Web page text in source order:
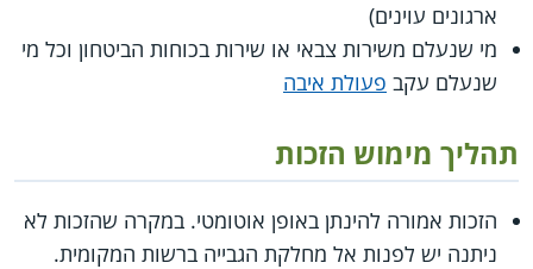
ארגונים עוינים)
מי שנעלם משירות צבאי או שירות בכוחות הביטחון וכל מי
שנעלם עקב פעולת איבה
תהליך מימוש הזכות
הזכות אמורה להינתן באופן אוטומטי. במקרה שהזכות לא
ניתנה יש לפנות אל מחלקת הגבייה ברשות המקומית.